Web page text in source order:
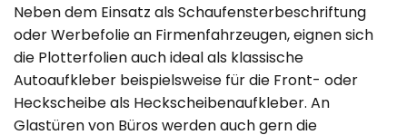
Neben dem Einsatz als Schaufensterbeschriftung
oder Werbefolie an Firmenfahrzeugen, eignen sich
die Plotterfolien auch ideal als klassische
Autoaufkleber beispielsweise für die Front- oder
Heckscheibe als Heckscheibenaufkleber. An
Glastüren von Büros werden auch gern die